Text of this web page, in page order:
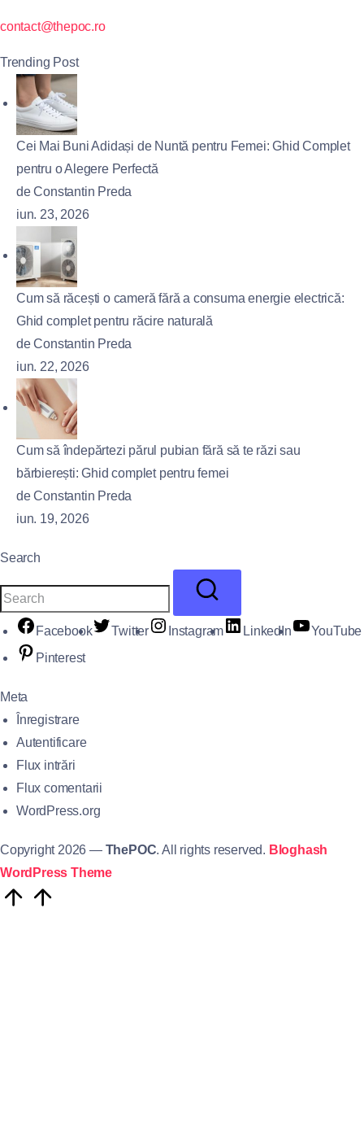
contact@thepoc.ro
Trending Post
Cei Mai Buni Adidași de Nuntă pentru Femei: Ghid Complet
pentru o Alegere Perfectă
de Constantin Preda
iun. 23, 2026
Cum să răcești o cameră fără a consuma energie electrică:
Ghid complet pentru răcire naturală
de Constantin Preda
iun. 22, 2026
Cum să îndepărtezi părul pubian fără să te răzi sau
bărbierești: Ghid complet pentru femei
de Constantin Preda
iun. 19, 2026
Search
Facebook Twitter Instagram LinkedIn
YouTube
Pinterest
Meta
Înregistrare
Autentificare
Flux intrări
Flux comentarii
WordPress.org
Copyright 2026 — ThePOC. All rights reserved. Bloghash
WordPress Theme